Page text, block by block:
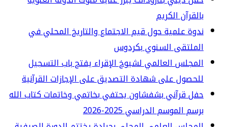
الكريم
علمية حول قيم الاجتماع والتاريخ المحلي في
السنوي بكردوس
العالمي لشيوخ الإقراء يفتح باب التسجيل
على شهادة التصديق على الإجازات القرآنية
قرآني بشفشاون يحتفي بخاتمي وخاتمات كتاب الله
الموسم الدراسي 2025-2026